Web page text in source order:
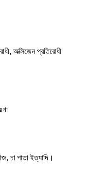
অক্সিজেন প্রতিরোধী
চা পাতা ইত্যাদি।